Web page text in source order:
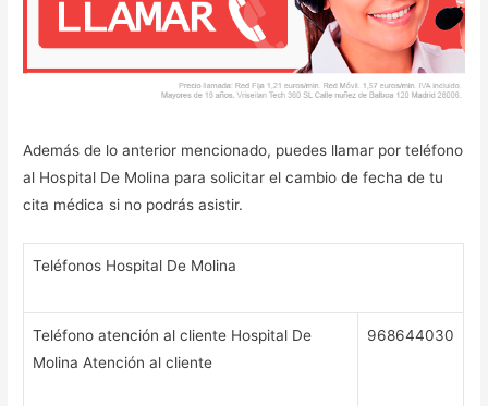
Además de lo anterior mencionado, puedes llamar por teléfono
al Hospital De Molina para solicitar el cambio de fecha de tu
cita médica si no podrás asistir.
Teléfonos Hospital De Molina
Teléfono atención al cliente Hospital De
Molina Atención al cliente
968644030